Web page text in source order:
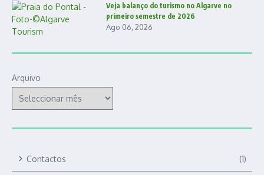
Veja balanço do turismo no Algarve no
primeiro semestre de 2026
Ago 06, 2026
Arquivo
Contactos (1)